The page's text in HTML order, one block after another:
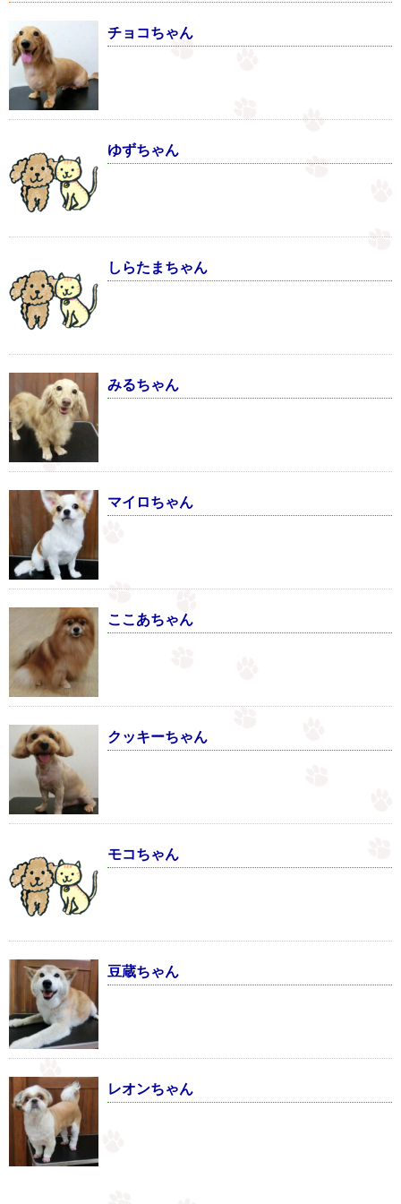
チョコちゃん
ゆずちゃん
しらたまちゃん
みるちゃん
マイロちゃん
ここあちゃん
クッキーちゃん
モコちゃん
豆蔵ちゃん
レオンちゃん